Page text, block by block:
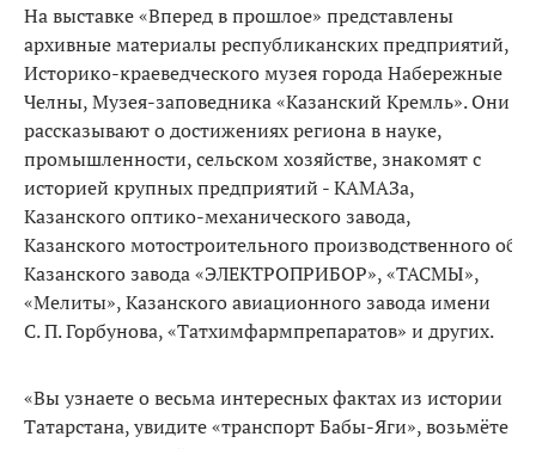
На выставке «Вперед в прошлое» представлены
архивные материалы республиканских предприятий,
Историко-краеведческого музея города Набережные
Челны, Музея-заповедника «Казанский Кремль». Они
рассказывают о достижениях региона в науке,
промышленности, сельском хозяйстве, знакомят с
историей крупных предприятий - КАМАЗа,
Казанского оптико-механического завода,
Казанского мотостроительного производственного
Казанского завода «ЭЛЕКТРОПРИБОР», «ТАСМЫ»,
«Мелиты», Казанского авиационного завода имени
С. П. Горбунова, «Татхимфармпрепаратов» и других.
«Вы узнаете о весьма интересных фактах из истории
Татарстана, увидите «транспорт Бабы-Яги», возьмёте